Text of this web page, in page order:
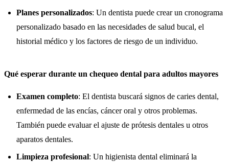
Planes personalizados: Un dentista puede crear un cronograma
personalizado basado en las necesidades de salud bucal, el
historial médico y los factores de riesgo de un individuo.
Qué esperar durante un chequeo dental para adultos mayores
Examen completo: El dentista buscará signos de caries dental,
enfermedad de las encías, cáncer oral y otros problemas.
También puede evaluar el ajuste de prótesis dentales u otros
aparatos dentales.
Limpieza profesional: Un higienista dental eliminará la